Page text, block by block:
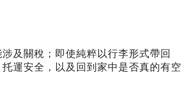
及關稅；即使純粹以行李形式帶回
運安全，以及回到家中是否真的有空